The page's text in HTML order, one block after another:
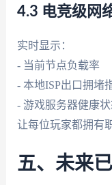
4.3 电竞级网
实时显示：
- 当前节点负载率
- 本地ISP出口拥堵
- 游戏服务器健康
让每位玩家都拥有
五、未来